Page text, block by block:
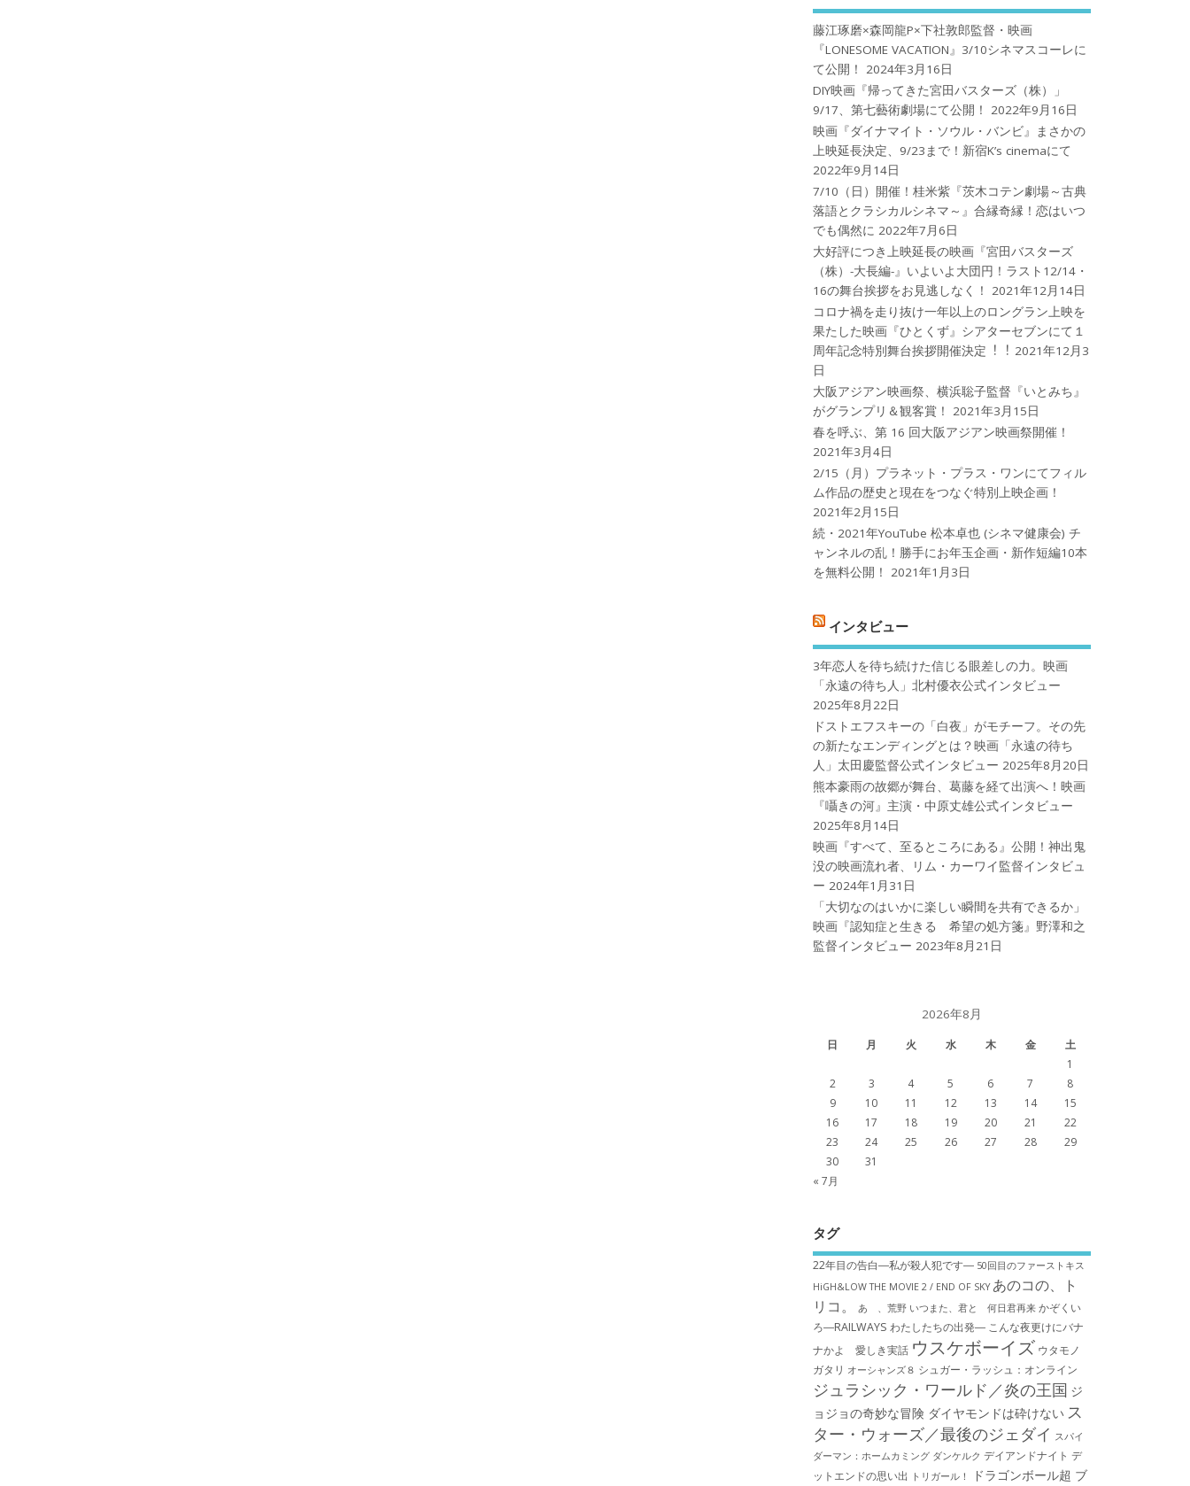
藤江琢磨×森岡龍P×下社敦郎監督・映画
『LONESOME VACATION』3/10シネマスコーレに
て公開！
2024年3月16日
DIY映画『帰ってきた宮田バスターズ（株）」
9/17、第七藝術劇場にて公開！
2022年9月16日
映画『ダイナマイト・ソウル・バンビ』まさかの
上映延長決定、9/23まで！新宿K’s cinemaにて
2022年9月14日
7/10（日）開催！桂米紫『茨木コテン劇場～古典
落語とクラシカルシネマ～』合縁奇縁！恋はいつ
でも偶然に 2022年7月6日
大好評につき上映延長の映画『宮田バスターズ
（株）-大長編-』いよいよ大団円！ラスト12/14・
16の舞台挨拶をお見逃しなく！
2021年12月14日
コロナ禍を⾛り抜け⼀年以上のロングラン上映を
果たした映画『ひとくず』シアターセブンにて１
周年記念特別舞台挨拶開催決定︕︕ 2021年12月3
日
大阪アジアン映画祭、横浜聡子監督『いとみち』
がグランプリ＆観客賞！
2021年3月15日
春を呼ぶ、第 16 回大阪アジアン映画祭開催！
2021年3月4日
2/15（月）プラネット・プラス・ワンにてフィル
ム作品の歴史と現在をつなぐ特別上映企画！
2021年2月15日
続・2021年YouTube 松本卓也 (シネマ健康会) チ
ャンネルの乱！勝手にお年玉企画・新作短編10本
を無料公開！
2021年1月3日
インタビュー
3年恋人を待ち続けた信じる眼差しの力。映画
「永遠の待ち人」北村優衣公式インタビュー
2025年8月22日
ドストエフスキーの「白夜」がモチーフ。その先
の新たなエンディングとは？映画「永遠の待ち
人」太田慶監督公式インタビュー 2025年8月20日
熊本豪雨の故郷が舞台、葛藤を経て出演へ！映画
『囁きの河』主演・中原丈雄公式インタビュー
2025年8月14日
映画『すべて、至るところにある』公開！神出鬼
没の映画流れ者、リム・カーワイ監督インタビュ
ー 2024年1月31日
「大切なのはいかに楽しい瞬間を共有できるか」
映画『認知症と生きる 希望の処方箋』野澤和之
監督インタビュー 2023年8月21日
2026年8月
日 月 火 水 木 金
土
1
2
3 4 5 6 7
8
9
10 11 12 13 14
15
16
17 18 19 20 21
22
23
24 25 26 27 28
29
30
31
« 7月
タグ
22年目の告白―私が殺人犯です― 50回目のファーストキス
HiGH&LOW THE MOVIE 2 / END OF SKY あのコの、ト
リコ。
あゝ、荒野 いつまた、君と 何日君再来 かぞくい
ろ―RAILWAYS わたしたちの出発― こんな夜更けにバナ
ナかよ 愛しき実話 ウスケボーイズ ウタモノ
ガタリ オーシャンズ８ シュガー・ラッシュ：オ​ンライン
ジュラシック・ワールド／炎の王国 ジ
ョジョの奇妙な冒険 ダイヤモンドは砕けない ス
ター・ウォーズ／最後のジェダイ スパイ
ダーマン：ホームカミング ダンケルク デイアンドナイト デ
ットエンドの思い出
トリガール！ ドラゴンボール超 ブ